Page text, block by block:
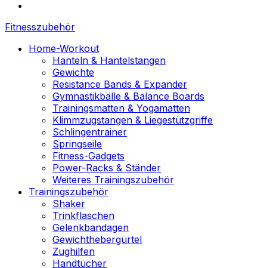
Fitnesszubehör
Home-Workout
Hanteln & Hantelstangen
Gewichte
Resistance Bands & Expander
Gymnastikbälle & Balance Boards
Trainingsmatten & Yogamatten
Klimmzugstangen & Liegestützgriffe
Schlingentrainer
Springseile
Fitness-Gadgets
Power-Racks & Ständer
Weiteres Trainingszubehör
Trainingszubehör
Shaker
Trinkflaschen
Gelenkbandagen
Gewichthebergürtel
Zughilfen
Handtücher